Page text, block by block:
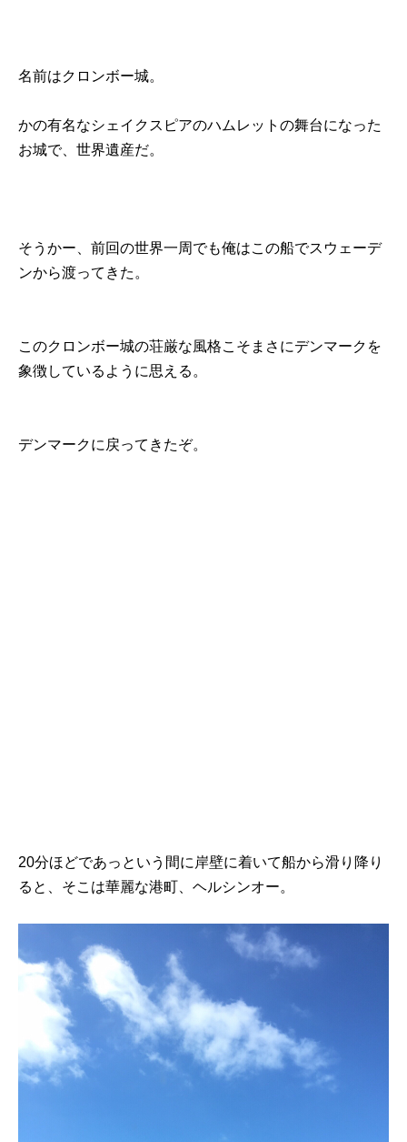
名前はクロンボー城。
かの有名なシェイクスピアのハムレットの舞台になった
お城で、世界遺産だ。
そうかー、前回の世界一周でも俺はこの船でスウェーデ
ンから渡ってきた。
このクロンボー城の荘厳な風格こそまさにデンマークを
象徴しているように思える。
デンマークに戻ってきたぞ。
20分ほどであっという間に岸壁に着いて船から滑り降り
ると、そこは華麗な港町、ヘルシンオー。